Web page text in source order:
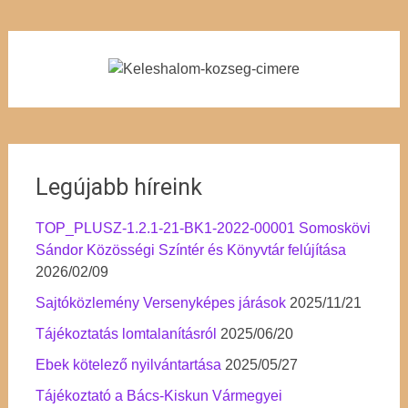
Legújabb híreink
TOP_PLUSZ-1.2.1-21-BK1-2022-00001 Somoskövi
Sándor Közösségi Színtér és Könyvtár felújítása
2026/02/09
Sajtóközlemény Versenyképes járások 2025/11/21
Tájékoztatás lomtalanításról 2025/06/20
Ebek kötelező nyilvántartása 2025/05/27
Tájékoztató a Bács-Kiskun Vármegyei